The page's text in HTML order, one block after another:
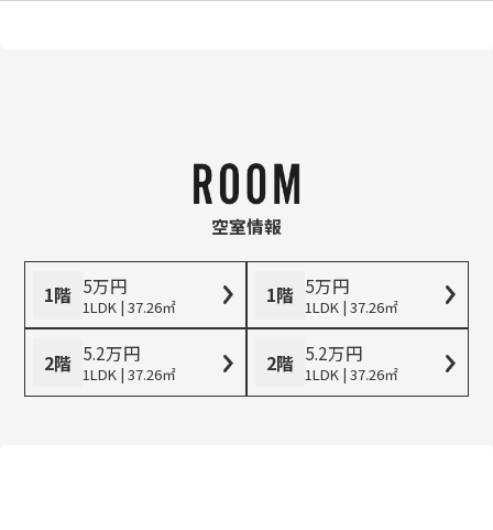
空室情報
1階 5万円
1LDK | 37.26㎡ 1階 5万円
1LDK | 37.26㎡
2階 5.2万円
1LDK | 37.26㎡ 2階 5.2万円
1LDK | 37.26㎡